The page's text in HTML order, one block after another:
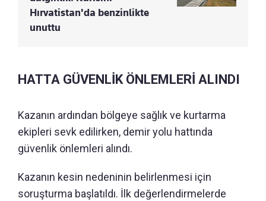
Hırvatistan'da benzinlikte
unuttu
HATTA GÜVENLİK ÖNLEMLERİ ALINDI
Kazanın ardından bölgeye sağlık ve kurtarma
ekipleri sevk edilirken, demir yolu hattında
güvenlik önlemleri alındı.
Kazanın kesin nedeninin belirlenmesi için
soruşturma başlatıldı. İlk değerlendirmelerde